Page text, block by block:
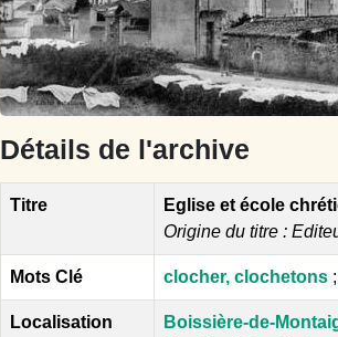
Détails de l'archive
Titre
Eglise et école
Origine du titre :
Mots Clé clocher, clochetons
Localisation
Boissière-de-